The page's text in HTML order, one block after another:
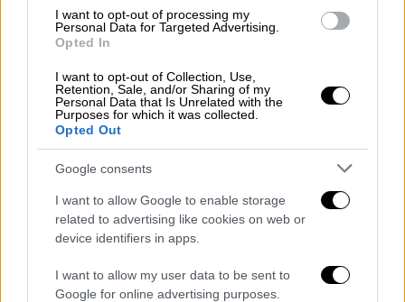
I want to opt-out of processing my
Personal Data for Targeted Advertising.
Opted In
I want to opt-out of Collection, Use,
Retention, Sale, and/or Sharing of my
Personal Data that Is Unrelated with the
Purposes for which it was collected.
Opted Out
Google consents
I want to allow Google to enable storage
related to advertising like cookies on web or
device identifiers in apps.
I want to allow my user data to be sent to
Google for online advertising purposes.
περασμένου Ιανουαρίου.
Μακρύς ο δρόμος για την αποκάλυψη
των κινήτρων των δραστών
Όπως τόνισε ο δικηγόρος, ο δρόμος για την
αποκάλυψη των πραγματικών κινήτρων των
φερόμενων δραστών της δολοφονίας είναι
ακόμα μακρύς.
Ο κ. Φωτάκης τόνισε ότι οικακοήθεις
επιθέσεις σε βάρος της μνήμης και της
οικογένειας του Σήφη Βαλυράκη
συνεχίζονται, αφού, προ ημερών,
άγνωστοι